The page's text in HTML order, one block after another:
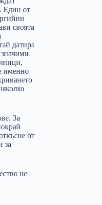
Един от
своята
датира
именно
За
от
за
не